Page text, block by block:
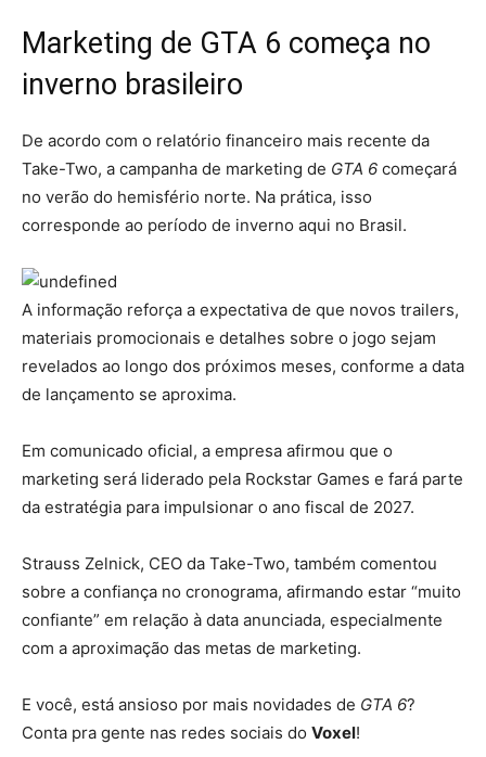
Marketing de GTA 6 começa no
inverno brasileiro
De acordo com o relatório financeiro mais recente da
Take-Two, a campanha de marketing de GTA 6 começará
no verão do hemisfério norte. Na prática, isso
corresponde ao período de inverno aqui no Brasil.
A informação reforça a expectativa de que novos trailers,
materiais promocionais e detalhes sobre o jogo sejam
revelados ao longo dos próximos meses, conforme a data
de lançamento se aproxima.
Em comunicado oficial, a empresa afirmou que o
marketing será liderado pela Rockstar Games e fará parte
da estratégia para impulsionar o ano fiscal de 2027.
Strauss Zelnick, CEO da Take-Two, também comentou
sobre a confiança no cronograma, afirmando estar “muito
confiante” em relação à data anunciada, especialmente
com a aproximação das metas de marketing.
E você, está ansioso por mais novidades de GTA 6?
Conta pra gente nas redes sociais do Voxel!